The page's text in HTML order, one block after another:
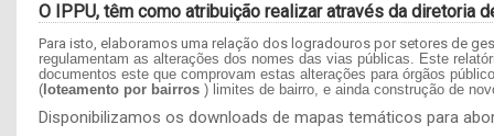
O IPPU, têm como atribuição realizar através da diretoria
Para isto, elaboramos uma relação dos logradouros por setores de
regulamentam as alterações dos nomes das vias públicas. Este
documentos este que comprovam estas alterações para órgãos
( loteamento por bairros ) limites de bairro, e ainda construção de
Disponibilizamos os downloads de mapas temáticos para